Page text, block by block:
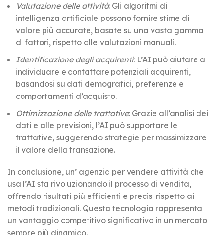
Valutazione delle attività: Gli algoritmi di
intelligenza artificiale possono fornire stime di
valore più accurate, basate su una vasta gamma
di fattori, rispetto alle valutazioni manuali.
Identificazione degli acquirenti: L’AI può aiutare a
individuare e contattare potenziali acquirenti,
basandosi su dati demografici, preferenze e
comportamenti d’acquisto.
Ottimizzazione delle trattative: Grazie all’analisi dei
dati e alle previsioni, l’AI può supportare le
trattative, suggerendo strategie per massimizzare
il valore della transazione.
In conclusione, un’ agenzia per vendere attività che
usa l’AI sta rivoluzionando il processo di vendita,
offrendo risultati più efficienti e precisi rispetto ai
metodi tradizionali. Questa tecnologia rappresenta
un vantaggio competitivo significativo in un mercato
sempre più dinamico.